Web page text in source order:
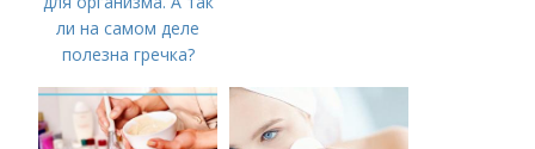
ли на самом деле
полезна гречка?